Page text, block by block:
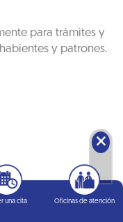
para trámites y
y patrones.
🗙
una cita Oficinas de atención